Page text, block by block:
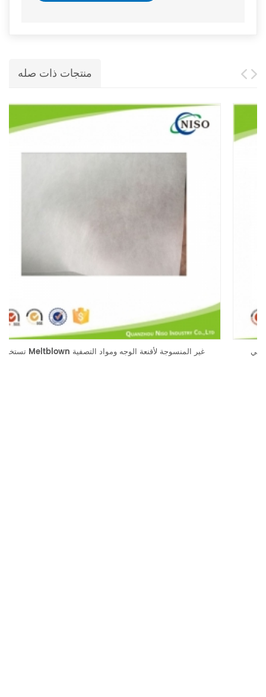
منتجات ذات صله
شريط على شكل الأنف للتخلص من قناع الوجه الجراحي الطبي